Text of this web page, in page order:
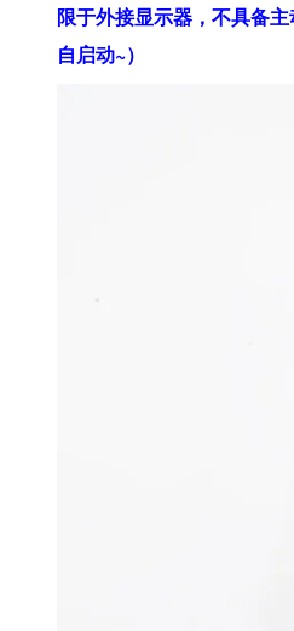
限于外接显示器，不具备
自启动~）